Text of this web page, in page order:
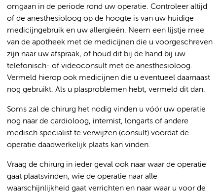
omgaan in de periode rond uw operatie. Controleer altijd
of de anesthesioloog op de hoogte is van uw huidige
medicijngebruik en uw allergieën. Neem een lijstje mee
van de apotheek met de medicijnen die u voorgeschreven
zijn naar uw afspraak, of houd dit bij de hand bij uw
telefonisch- of videoconsult met de anesthesioloog.
Vermeld hierop ook medicijnen die u eventueel daarnaast
nog gebruikt. Als u plasproblemen hebt, vermeld dit dan.
Soms zal de chirurg het nodig vinden u vóór uw operatie
nog naar de cardioloog, internist, longarts of andere
medisch specialist te verwijzen (consult) voordat de
operatie daadwerkelijk plaats kan vinden.
Vraag de chirurg in ieder geval ook naar waar de operatie
gaat plaatsvinden, wie de operatie naar alle
waarschijnlijkheid gaat verrichten en naar waar u voor de